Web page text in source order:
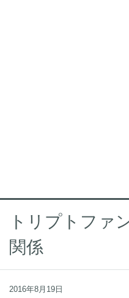
トリプトファ
関係
2016年8月19日